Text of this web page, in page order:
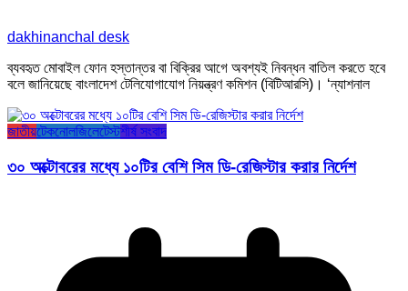
dakhinanchal desk
ব্যবহৃত মোবাইল ফোন হস্তান্তর বা বিক্রির আগে অবশ্যই নিবন্ধন বাতিল করতে হবে
বলে জানিয়েছে বাংলাদেশ টেলিযোগাযোগ নিয়ন্ত্রণ কমিশন (বিটিআরসি)। ‘ন্যাশনাল
জাতীয়টেকনোলজিলেটেস্টশীর্ষ সংবাদ
৩০ অক্টোবরের মধ্যে ১০টির বেশি সিম ডি-রেজিস্টার করার নির্দেশ